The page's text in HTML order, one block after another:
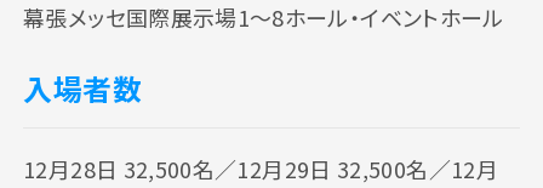
幕張メッセ国際展示場1～8ホール・イベントホール
入場者数
12月28日 32,500名／12月29日 32,500名／12月